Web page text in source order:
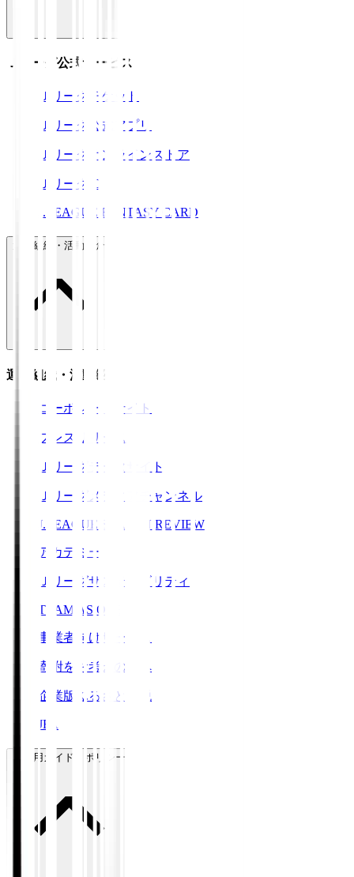
Ｊリーグ公式サービス
Ｊリーグチケット
Ｊリーグ公式アプリ
Ｊリーグオンラインストア
ＪリーグID
J.LEAGUE FANTASY CARD
運営組織・活動紹介
運営組織・活動紹介
コーポレートサイト
プレスリリース
Ｊリーグデータサイト
Ｊリーグメディアチャンネル
J.LEAGUE SEASON REVIEW
アカデミー
Ｊリーグサステナビリティ
TEAM AS ONE
事業者向けサービス
寄附をお考えの方へ
企業版ふるさと納税
JFA
ご利用ガイド・ポリシー